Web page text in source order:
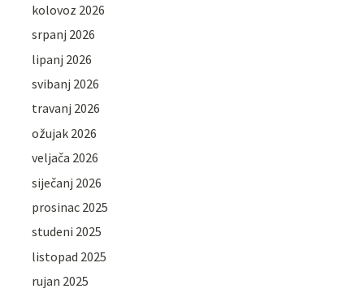
kolovoz 2026
srpanj 2026
lipanj 2026
svibanj 2026
travanj 2026
ožujak 2026
veljača 2026
siječanj 2026
prosinac 2025
studeni 2025
listopad 2025
rujan 2025